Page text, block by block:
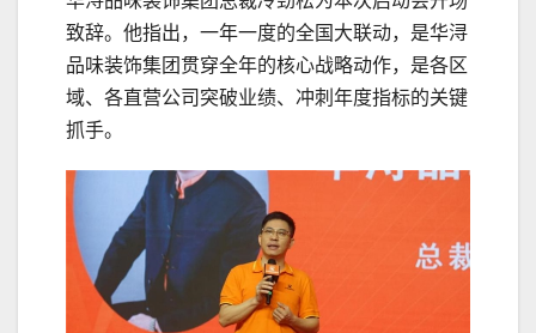
致辞。他指出，一年一度的全国大联动，是华浔
品味装饰集团贯穿全年的核心战略动作，是各区
域、各直营公司突破业绩、冲刺年度指标的关键
抓手。